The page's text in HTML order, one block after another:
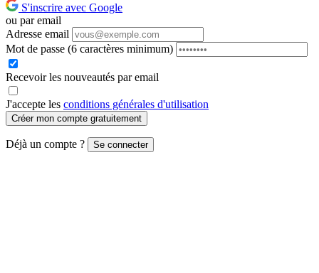
S'inscrire avec Google
ou par email
Adresse email
Mot de passe (6 caractères minimum)
Recevoir les nouveautés par email
J'accepte les conditions générales d'utilisation
Créer mon compte gratuitement
Déjà un compte ? Se connecter